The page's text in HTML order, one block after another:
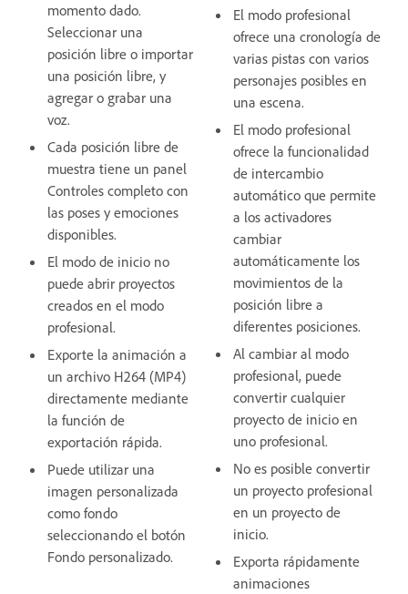
momento dado.
Seleccionar una
posición libre o importar
una posición libre, y
agregar o grabar una
voz.
Cada posición libre de
muestra tiene un panel
Controles completo con
las poses y emociones
disponibles.
El modo de inicio no
puede abrir proyectos
creados en el modo
profesional.
Exporte la animación a
un archivo H264 (MP4)
directamente mediante
la función de
exportación rápida.
Puede utilizar una
imagen personalizada
como fondo
seleccionando el botón
Fondo personalizado.
El modo profesional
ofrece una cronología de
varias pistas con varios
personajes posibles en
una escena.
El modo profesional
ofrece la funcionalidad
de intercambio
automático que permite
a los activadores
cambiar
automáticamente los
movimientos de la
posición libre a
diferentes posiciones.
Al cambiar al modo
profesional, puede
convertir cualquier
proyecto de inicio en
uno profesional.
No es posible convertir
un proyecto profesional
en un proyecto de
inicio.
Exporta rápidamente
animaciones